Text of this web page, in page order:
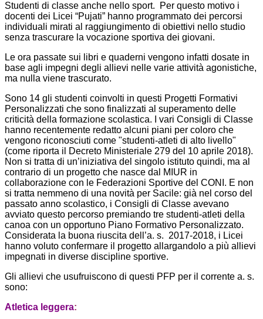
Studenti di classe anche nello sport. Per questo motivo i
docenti dei Licei “Pujati” hanno programmato dei percorsi
individuali mirati al raggiungimento di obiettivi nello studio
senza trascurare la vocazione sportiva dei giovani.
Le ora passate sui libri e quaderni vengono infatti dosate in
base agli impegni degli allievi nelle varie attività agonistiche,
ma nulla viene trascurato.
Sono 14 gli studenti coinvolti in questi Progetti Formativi
Personalizzati che sono finalizzati al superamento delle
criticità della formazione scolastica. I vari Consigli di Classe
hanno recentemente redatto alcuni piani per coloro che
vengono riconosciuti come "studenti-atleti di alto livello"
(come riporta il Decreto Ministeriale 279 del 10 aprile 2018).
Non si tratta di un’iniziativa del singolo istituto quindi, ma al
contrario di un progetto che nasce dal MIUR in
collaborazione con le Federazioni Sportive del CONI. E non
si tratta nemmeno di una novità per Sacile: già nel corso del
passato anno scolastico, i Consigli di Classe avevano
avviato questo percorso premiando tre studenti-atleti della
canoa con un opportuno Piano Formativo Personalizzato.
Considerata la buona riuscita dell’a. s. 2017-2018, i Licei
hanno voluto confermare il progetto allargandolo a più allievi
impegnati in diverse discipline sportive.
Gli allievi che usufruiscono di questi PFP per il corrente a. s.
sono:
Atletica leggera: